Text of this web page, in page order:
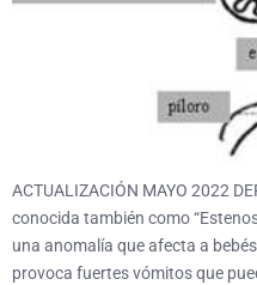
ACTUALIZACIÓN MAYO 2022
conocida también como
una anomalía que afecta a
provoca fuertes vómitos que